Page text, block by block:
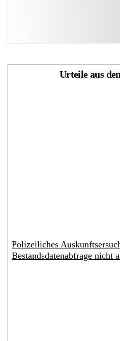
Urteile aus
Polizeiliches
Bestandsdatenabfrage nicht